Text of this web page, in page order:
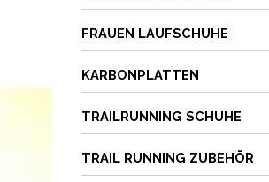
FRAUEN LAUFSCHUHE
KARBONPLATTEN
TRAILRUNNING SCHUHE
TRAIL RUNNING ZUBEHÖR